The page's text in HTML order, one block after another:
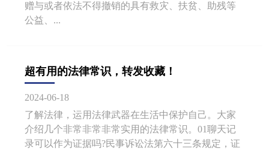
赠与或者依法不得撤销的具有救灾、扶贫、助残等
公益、...
超有用的法律常识，转发收藏！
2024-06-18
了解法律，运用法律武器在生活中保护自己。大家
介绍几个非常非常非常实用的法律常识。01聊天记
录可以作为证据吗?民事诉讼法第六十三条规定，证